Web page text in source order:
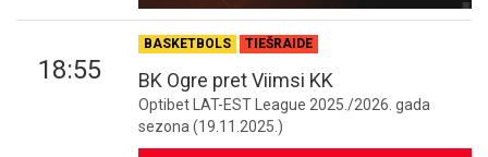
18:55
BASKETBOLS TIEŠRAIDE
BK Ogre pret Viimsi KK
Optibet LAT-EST League 2025./2026. gada
sezona (19.11.2025.)